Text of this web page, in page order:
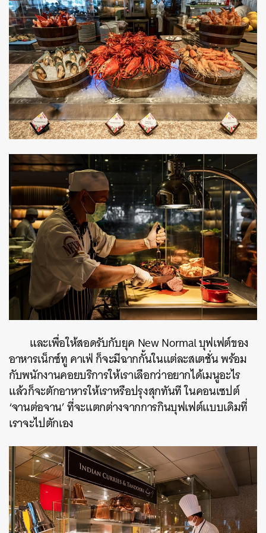
และเพื่อให้สอดรับกับยุค New Normal บุฟเฟต์ของ
อาหารเน็กซ์ทู คาเฟ่ ก็จะมีฉากกั้นในแต่ละสเตชั่น พร้อม
กับพนักงานคอยบริการให้เราเลือกว่าอยากได้เมนูอะไร
แล้วก็จะตักอาหารให้เราหรือปรุงสุกทันที ในคอนเซปต์
‘จานต่อจาน’ ที่จะแตกต่างจากการกินบุฟเฟต์แบบเดิมที่
เราจะไปตักเอง